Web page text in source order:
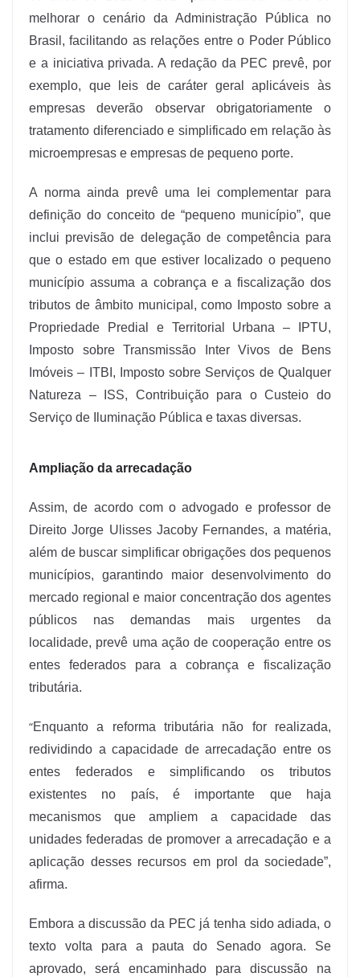
melhorar o cenário da Administração Pública no
Brasil, facilitando as relações entre o Poder Público
e a iniciativa privada. A redação da PEC prevê, por
exemplo, que leis de caráter geral aplicáveis às
empresas deverão observar obrigatoriamente o
tratamento diferenciado e simplificado em relação às
microempresas e empresas de pequeno porte.
A norma ainda prevê uma lei complementar para
definição do conceito de “pequeno município”, que
inclui previsão de delegação de competência para
que o estado em que estiver localizado o pequeno
município assuma a cobrança e a fiscalização dos
tributos de âmbito municipal, como Imposto sobre a
Propriedade Predial e Territorial Urbana – IPTU,
Imposto sobre Transmissão Inter Vivos de Bens
Imóveis – ITBI, Imposto sobre Serviços de Qualquer
Natureza – ISS, Contribuição para o Custeio do
Serviço de Iluminação Pública e taxas diversas.
Ampliação da arrecadação
Assim, de acordo com o advogado e professor de
Direito Jorge Ulisses Jacoby Fernandes, a matéria,
além de buscar simplificar obrigações dos pequenos
municípios, garantindo maior desenvolvimento do
mercado regional e maior concentração dos agentes
públicos nas demandas mais urgentes da
localidade, prevê uma ação de cooperação entre os
entes federados para a cobrança e fiscalização
tributária.
“Enquanto a reforma tributária não for realizada,
redividindo a capacidade de arrecadação entre os
entes federados e simplificando os tributos
existentes no país, é importante que haja
mecanismos que ampliem a capacidade das
unidades federadas de promover a arrecadação e a
aplicação desses recursos em prol da sociedade”,
afirma.
Embora a discussão da PEC já tenha sido adiada, o
texto volta para a pauta do Senado agora. Se
aprovado, será encaminhado para discussão na